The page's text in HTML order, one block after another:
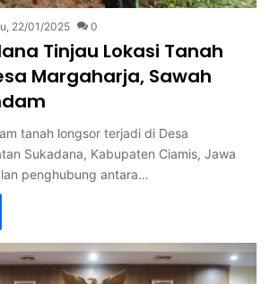
22/01/2025 0
Tinjau Lokasi Tanah
Margaharja, Sawah
tanah longsor terjadi di Desa
Sukadana, Kabupaten Ciamis, Jawa
penghubung antara…